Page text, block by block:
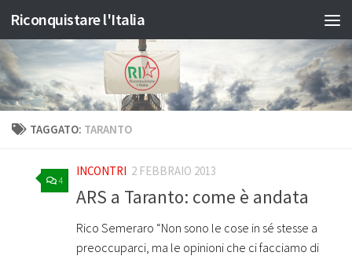
Salta al contenuto
Riconquistare l'Italia
TAGGATO: TARANTO
4
INCONTRI 2 FEBBRAIO 2013
ARS a Taranto: come è andata
Rico Semeraro “Non sono le cose in sé stesse a
preoccuparci, ma le opinioni che ci facciamo di